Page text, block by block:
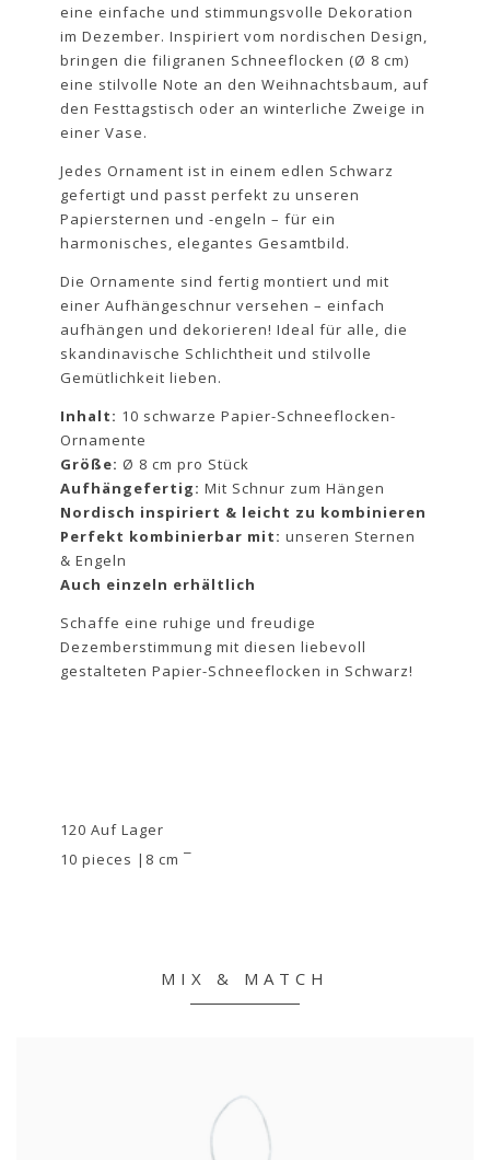
eine einfache und stimmungsvolle Dekoration
im Dezember. Inspiriert vom nordischen Design,
bringen die filigranen Schneeflocken (Ø 8 cm)
eine stilvolle Note an den Weihnachtsbaum, auf
den Festtagstisch oder an winterliche Zweige in
einer Vase.
Jedes Ornament ist in einem edlen Schwarz
gefertigt und passt perfekt zu unseren
Papiersternen und -engeln – für ein
harmonisches, elegantes Gesamtbild.
Die Ornamente sind fertig montiert und mit
einer Aufhängeschnur versehen – einfach
aufhängen und dekorieren! Ideal für alle, die
skandinavische Schlichtheit und stilvolle
Gemütlichkeit lieben.
Inhalt: 10 schwarze Papier-Schneeflocken-
Ornamente
Größe: Ø 8 cm pro Stück
Aufhängefertig: Mit Schnur zum Hängen
Nordisch inspiriert & leicht zu kombinieren
Perfekt kombinierbar mit: unseren Sternen
& Engeln
Auch einzeln erhältlich
Schaffe eine ruhige und freudige
Dezemberstimmung mit diesen liebevoll
gestalteten Papier-Schneeflocken in Schwarz!
120 Auf Lager
10 pieces |8 cm ¯
MIX & MATCH